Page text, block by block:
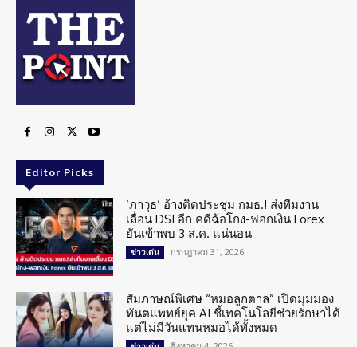
Editor Picks
‘ภาวุธ’ อ้างติดประชุม กมธ.! ส่งทีมงาน
เลื่อน DSI อีก คดีฉ้อโกง-ฟอกเงิน Forex
ยันเข้าพบ 3 ส.ค. แน่นอน
ข่าวเด่น กรกฎาคม 31, 2026
สัมภาษณ์พิเศษ “หมอลูกตาล” เปิดมุมมอง
ทันตแพทย์ยุค AI ชี้เทคโนโลยีช่วยรักษาได้
แต่ไม่มีวันแทนหมอได้ทั้งหมด